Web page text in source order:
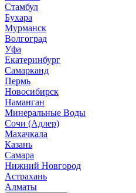
Стамбул
Бухара
Мурманск
Волгоград
Уфа
Екатеринбург
Самарканд
Пермь
Новосибирск
Наманган
Минеральные Воды
Сочи (Адлер)
Махачкала
Казань
Самара
Нижний Новгород
Астрахань
Алматы